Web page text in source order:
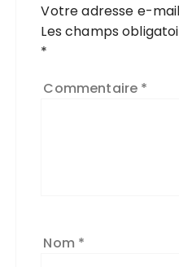
Votre adresse e-
Les champs
*
Commentaire *
Nom *
A
l
t
r